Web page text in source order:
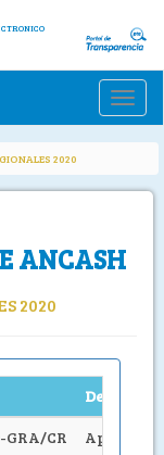
Toggle
2020
ANCASH
2020
GRA/CR
Aprueban